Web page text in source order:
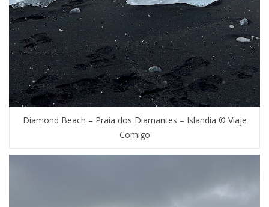
Diamond Beach – Praia dos Diamantes – Islandia © Viaje
Comigo